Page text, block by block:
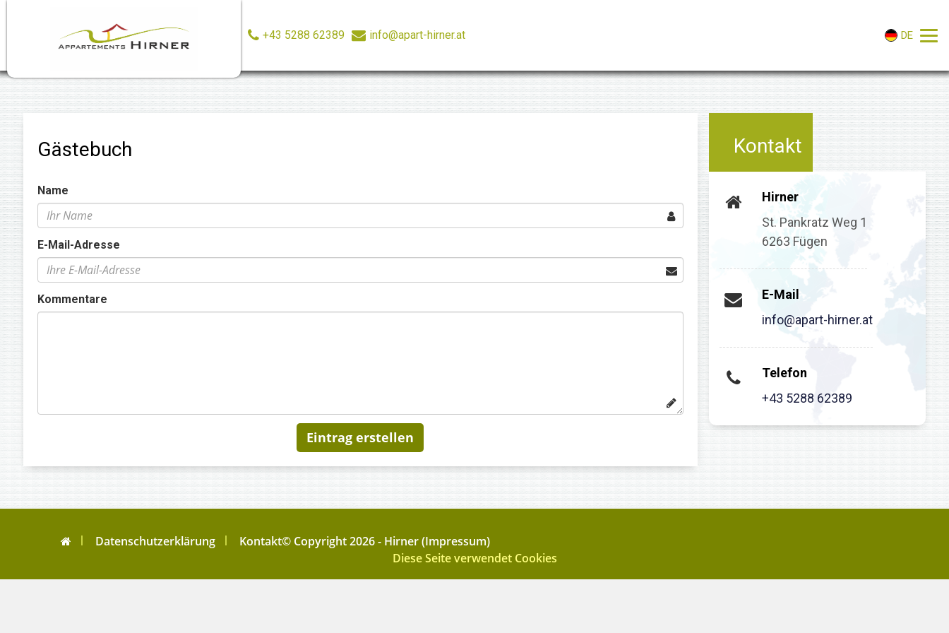
+43 5288 62389 info@apart-hirner.at DE
Gästebuch
Name
E-Mail-Adresse
Kommentare
Kontakt
Hirner
St. Pankratz Weg 1
6263 Fügen
E-Mail
info@apart-hirner.at
Telefon
+43 5288 62389
Datenschutzerklärung Kontakt© Copyright 2026 - Hirner (Impressum)
Diese Seite verwendet Cookies